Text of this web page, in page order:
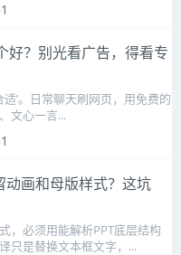
好？别光看广告，得看专
适’。日常聊天刷网页，用免费的
文心一言...
动画和母版样式？这坑
，必须用能解析PPT底层结构
只是替换文本框文字，...